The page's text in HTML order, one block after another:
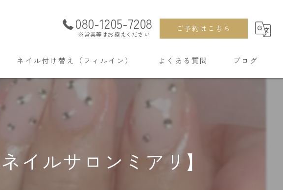
080-1205-7208
※営業等はお控えください
ご予約はこちら
ネイル付け替え（フィルイン） よくある質問 ブログ
イルサロンミアリ】